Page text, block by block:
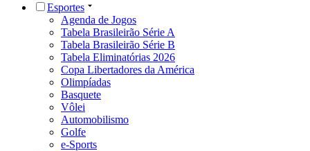
Esportes
Agenda de Jogos
Tabela Brasileirão Série A
Tabela Brasileirão Série B
Tabela Eliminatórias 2026
Copa Libertadores da América
Olimpíadas
Basquete
Vôlei
Automobilismo
Golfe
e-Sports